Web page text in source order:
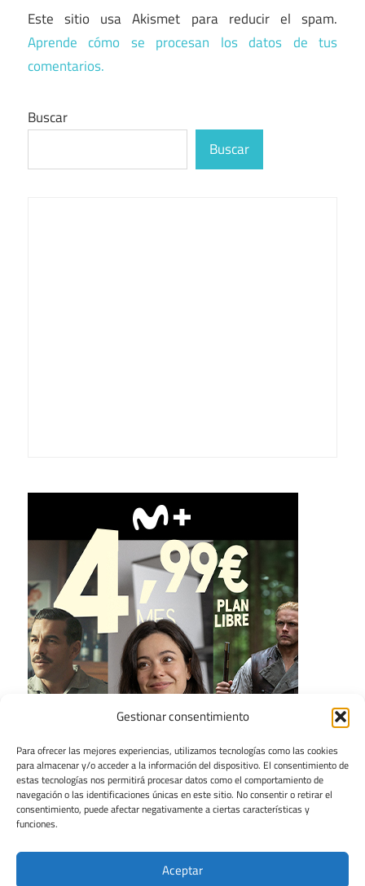
Gestionar consentimiento
Para ofrecer las mejores experiencias, utilizamos tecnologías como las cookies
para almacenar y/o acceder a la información del dispositivo. El consentimiento de
estas tecnologías nos permitirá procesar datos como el comportamiento de
navegación o las identificaciones únicas en este sitio. No consentir o retirar el
consentimiento, puede afectar negativamente a ciertas características y
funciones.
Aceptar
Este sitio usa Akismet para reducir el spam.
Aprende cómo se procesan los datos de tus
comentarios.
Buscar
Buscar